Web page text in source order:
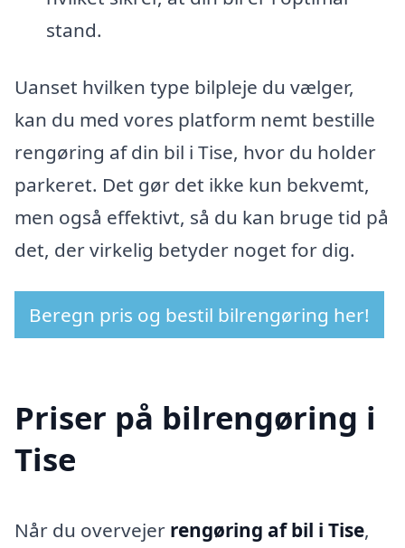
stand.
Uanset hvilken type bilpleje du vælger,
kan du med vores platform nemt bestille
rengøring af din bil i Tise, hvor du holder
parkeret. Det gør det ikke kun bekvemt,
men også effektivt, så du kan bruge tid på
det, der virkelig betyder noget for dig.
Beregn pris og bestil bilrengøring her!
Priser på bilrengøring i
Tise
Når du overvejer rengøring af bil i Tise,